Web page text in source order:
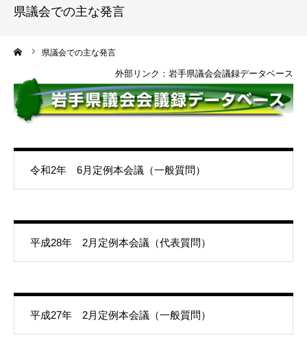
県議会での主な発言
県議会での主な発言
外部リンク：岩手県議会会議録データベース
令和2年 6月定例本会議（一般質問）
平成28年 2月定例本会議（代表質問）
平成27年 2月定例本会議（一般質問）